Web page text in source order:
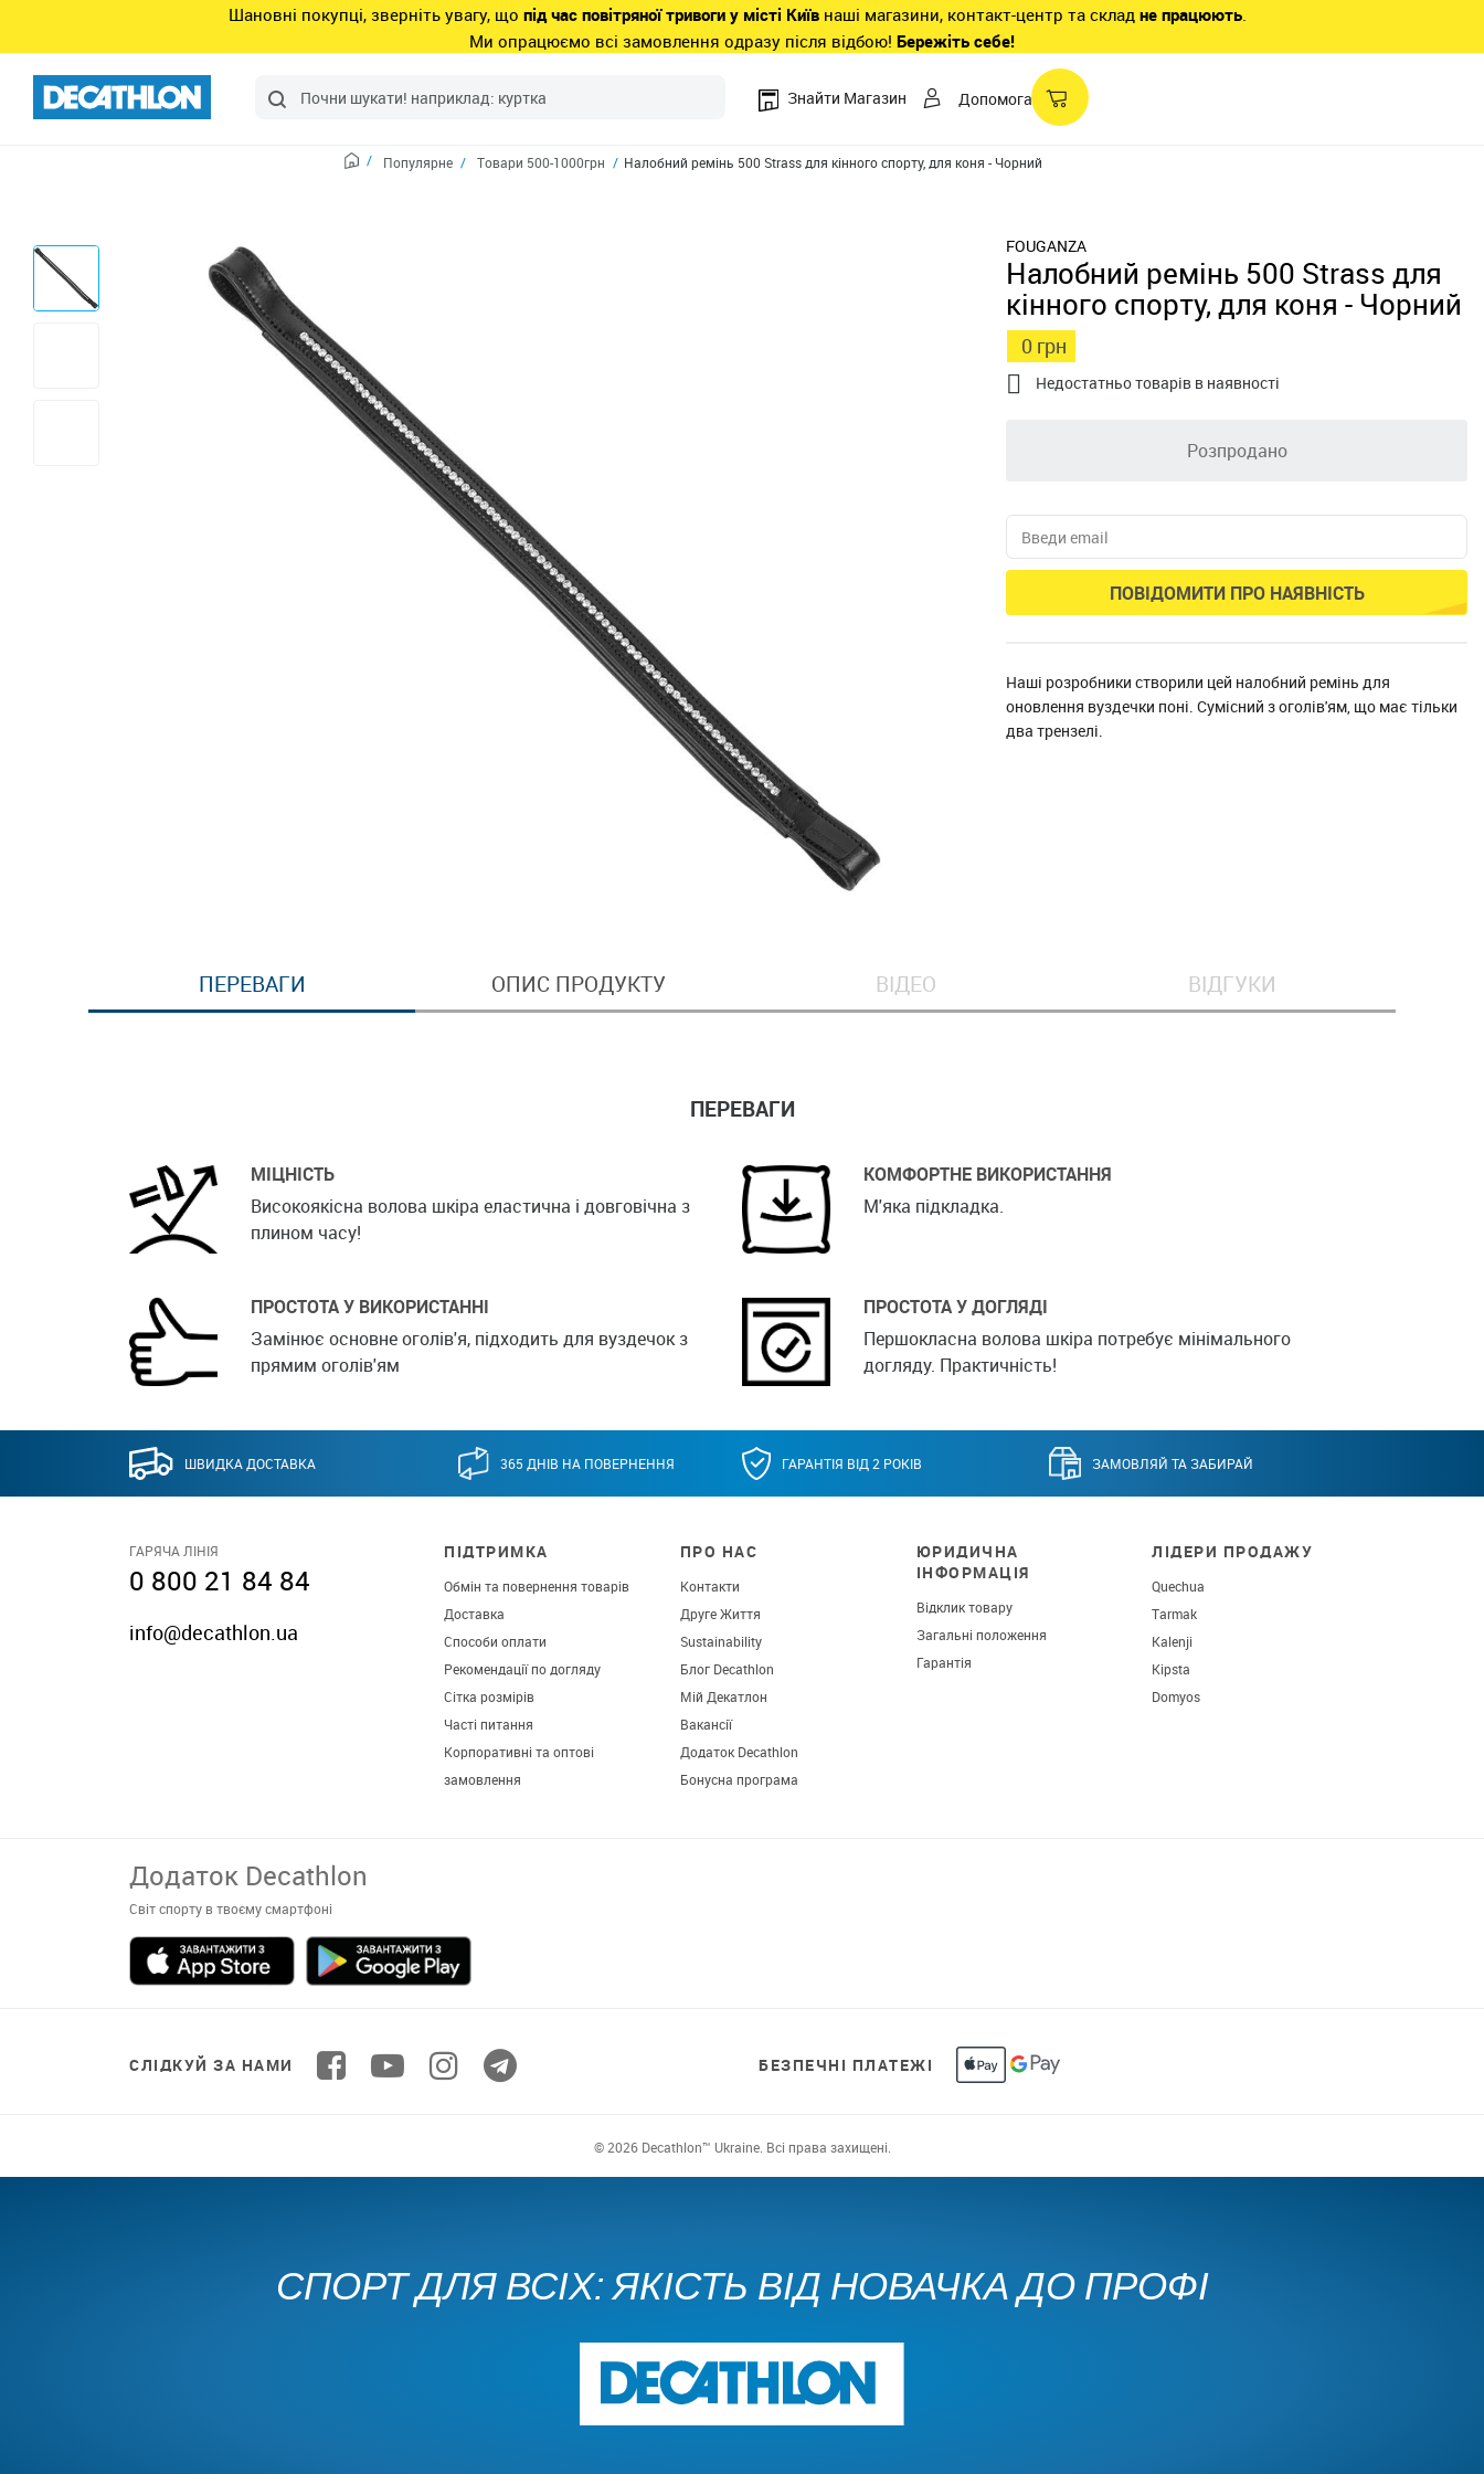
Шановні покупці, зверніть увагу, що під час повітряної тривоги у місті Київ наші магазини, контакт-центр та склад не працюють.
Ми опрацюємо всі замовлення одразу після відбою! Бережіть себе!
Знайти Магазин Допомога
Популярне Товари 500-1000грн Налобний ремінь 500 Strass для кінного спорту, для коня - Чорний
FOUGANZA
Налобний ремінь 500 Strass для
кінного спорту, для коня - Чорний
0 грн
 Недостатньо товарів в наявності
Розпродано
ПОВІДОМИТИ ПРО НАЯВНІСТЬ
Наші розробники створили цей налобний ремінь для
оновлення вуздечки поні. Сумісний з оголів'ям, що має тільки
два трензелі.
ПЕРЕВАГИ ОПИС ПРОДУКТУ ВІДЕО ВІДГУКИ
ПЕРЕВАГИ
МІЦНІСТЬ
Високоякісна волова шкіра еластична і довговічна з
плином часу!
КОМФОРТНЕ ВИКОРИСТАННЯ
М'яка підкладка.
ПРОСТОТА У ВИКОРИСТАННІ
Замінює основне оголів'я, підходить для вуздечок з
прямим оголів'ям
ПРОСТОТА У ДОГЛЯДІ
Першокласна волова шкіра потребує мінімального
догляду. Практичність!
ШВИДКА ДОСТАВКА 365 ДНІВ НА ПОВЕРНЕННЯ ГАРАНТІЯ ВІД 2 РОКІВ ЗАМОВЛЯЙ ТА ЗАБИРАЙ
ГАРЯЧА ЛІНІЯ
0 800 21 84 84
info@decathlon.ua
ПІДТРИМКА
Обмін та повернення товарів
Доставка
Способи оплати
Рекомендації по догляду
Сітка розмірів
Часті питання
Корпоративні та оптові
замовлення
ПРО НАС
Контакти
Друге Життя
Sustainability
Блог Decathlon
Мій Декатлон
Вакансії
Додаток Decathlon
Бонусна програма
ЮРИДИЧНА
ІНФОРМАЦІЯ
Відклик товару
Загальні положення
Гарантія
ЛІДЕРИ ПРОДАЖУ
Quechua
Tarmak
Kalenji
Kipsta
Domyos
Додаток Decathlon
Світ спорту в твоєму смартфоні
СЛІДКУЙ ЗА НАМИ БЕЗПЕЧНІ ПЛАТЕЖІ
© 2026 Decathlon™ Ukraine. Всі права захищені.
СПОРТ ДЛЯ ВСІХ: ЯКІСТЬ ВІД НОВАЧКА ДО ПРОФІ